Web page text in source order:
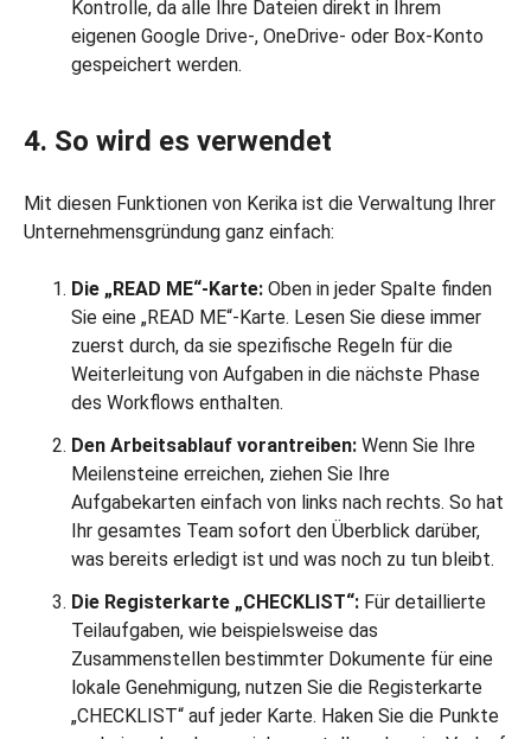
Kontrolle, da alle Ihre Dateien direkt in Ihrem
eigenen Google Drive-, OneDrive- oder Box-Konto
gespeichert werden.
4. So wird es verwendet
Mit diesen Funktionen von Kerika ist die Verwaltung Ihrer
Unternehmensgründung ganz einfach:
Die „READ ME“-Karte: Oben in jeder Spalte finden
Sie eine „READ ME“-Karte. Lesen Sie diese immer
zuerst durch, da sie spezifische Regeln für die
Weiterleitung von Aufgaben in die nächste Phase
des Workflows enthalten.
Den Arbeitsablauf vorantreiben: Wenn Sie Ihre
Meilensteine erreichen, ziehen Sie Ihre
Aufgabekarten einfach von links nach rechts. So hat
Ihr gesamtes Team sofort den Überblick darüber,
was bereits erledigt ist und was noch zu tun bleibt.
Die Registerkarte „CHECKLIST“: Für detaillierte
Teilaufgaben, wie beispielsweise das
Zusammenstellen bestimmter Dokumente für eine
lokale Genehmigung, nutzen Sie die Registerkarte
„CHECKLIST“ auf jeder Karte. Haken Sie die Punkte